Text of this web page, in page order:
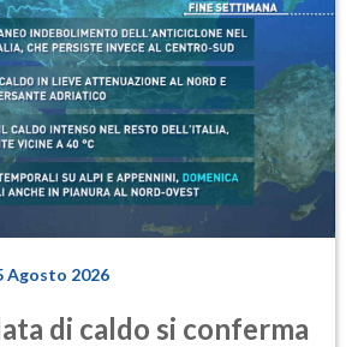
Agosto 2026
di caldo si conferma